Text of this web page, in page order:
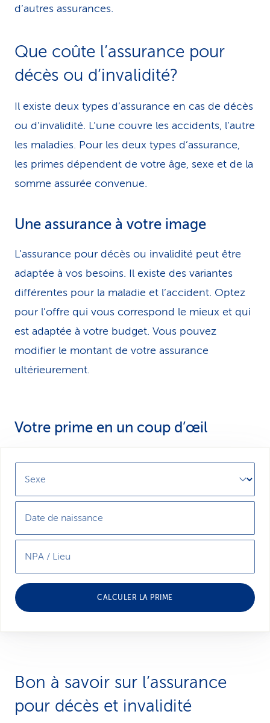
d’autres assurances.
Que coûte l’assurance pour
décès ou d’invalidité?
Il existe deux types d’assurance en cas de décès
ou d’invalidité. L’une couvre les accidents, l’autre
les maladies. Pour les deux types d’assurance,
les primes dépendent de votre âge, sexe et de la
somme assurée convenue.
Une assurance à votre image
L’assurance pour décès ou invalidité peut être
adaptée à vos besoins. Il existe des variantes
différentes pour la maladie et l’accident. Optez
pour l’offre qui vous correspond le mieux et qui
est adaptée à votre budget. Vous pouvez
modifier le montant de votre assurance
ultérieurement.
Votre prime en un coup d’œil
Sexe
Date de naissance
NPA / Lieu
CALCULER LA PRIME
Bon à savoir sur l’assurance
pour décès et invalidité